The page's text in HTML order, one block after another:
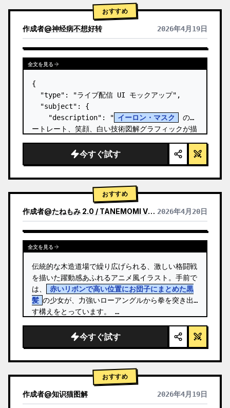
おすすめ
作成者@神经病不想好转 2026年4月19日
全文を見る
{
  "type": "ライブ配信 UI モックアップ",
  "subject": {
    "description": "
イーロン・マスク
のポ
ートレート、笑顔、白い技術図解グラフィックが描
    "background": "左側には '
SPACEX ' の
テキストが表示されたスクリー…
今すぐ試す
おすすめ
作成者@たねもみ 2.0 / TANEMOMI VER2.0 2026年4月20日
全文を見る
伝統的な木造道場で繰り広げられる、激しい格闘戦
を描いた躍動感あふれるアニメ風イラスト。手前で
は、
赤いリボンで高い位置にお団子にまとめた黒
髪 の少女が、力強いローアングルから拳を突き出
す構えをとっています。 …
今すぐ試す
おすすめ
作成者@知识猫图解 2026年4月19日